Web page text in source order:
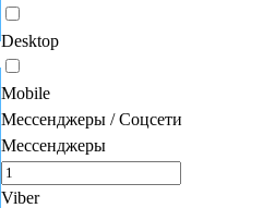
Desktop
Mobile
Мессенджеры / Соцсети
Мессенджеры
Viber